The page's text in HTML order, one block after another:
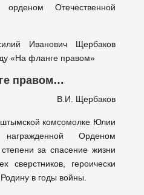
орденом Отечественной
Иванович Щербаков
«На фланге правом»
правом…
В.И. Щербаков
комсомолке Юлии
Орденом
за спасение жизни
сверстников, героически
в годы войны.